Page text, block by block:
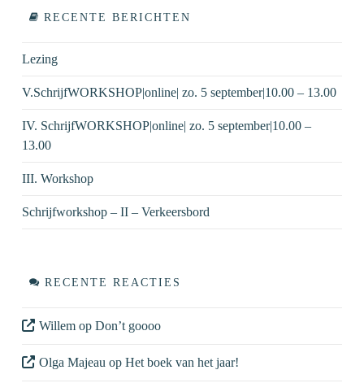
RECENTE BERICHTEN
Lezing
V.SchrijfWORKSHOP|online| zo. 5 september|10.00 – 13.00
IV. SchrijfWORKSHOP|online| zo. 5 september|10.00 –
13.00
III. Workshop
Schrijfworkshop – II – Verkeersbord
RECENTE REACTIES
Willemop Don’t goooo
Olga Majeau op Het boek van het jaar!